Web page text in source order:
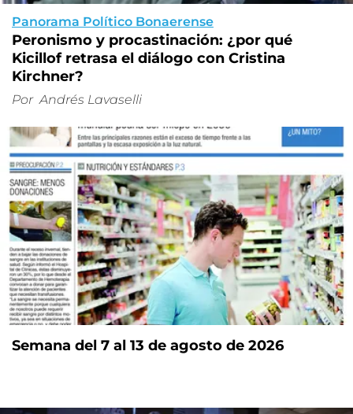
Panorama Político Bonaerense
Peronismo y procastinación: ¿por qué
Kicillof retrasa el diálogo con Cristina
Kirchner?
Por Andrés Lavaselli
Semana del 7 al 13 de agosto de 2026